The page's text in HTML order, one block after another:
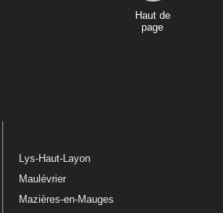
Haut de
page
Lys-Haut-Layon
Maulévrier
Mazières-en-Mauges